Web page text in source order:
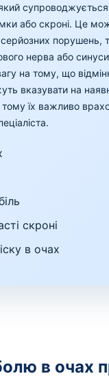
який
або скроні. Це
порушень,
нерва або
на тому, що
вказувати на
їх важливо
скроні
в очах
в очах